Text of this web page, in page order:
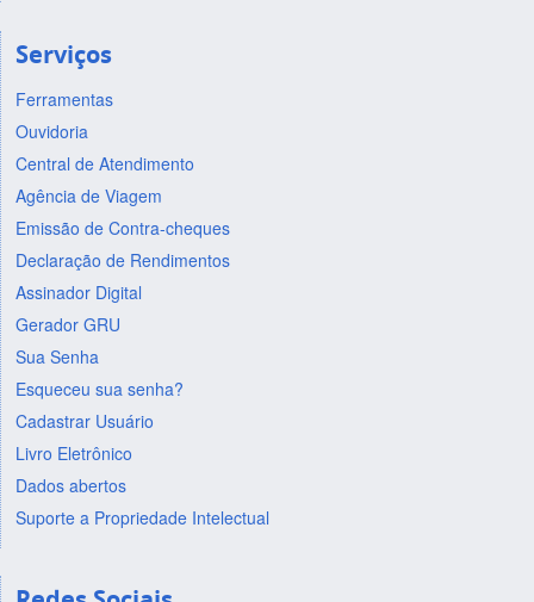
Serviços
Ferramentas
Ouvidoria
Central de Atendimento
Agência de Viagem
Emissão de Contra-cheques
Declaração de Rendimentos
Assinador Digital
Gerador GRU
Sua Senha
Esqueceu sua senha?
Cadastrar Usuário
Livro Eletrônico
Dados abertos
Suporte a Propriedade Intelectual